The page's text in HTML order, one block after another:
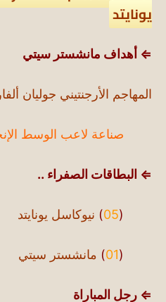
يونايتد
⇐ أهداف مانشستر سيتي
المهاجم الأرجنتيني جوليان
صناعة لاعب الوسط
⇐ البطاقات الصفراء ..
(
05
) نيوكاسل يونايتد
(
01
) مانشستر سيتي
⇐ رجل المباراة